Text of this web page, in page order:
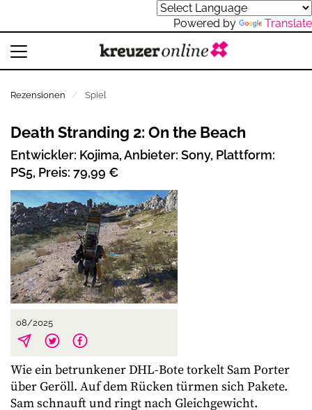
Powered by Translate
Rezensionen Spiel
08/2025
Death Stranding 2: On the Beach
Entwickler: Kojima, Anbieter: Sony, Plattform:
PS5, Preis: 79,99 €
Wie ein betrunkener DHL-Bote torkelt Sam Porter
über Geröll. Auf dem Rücken türmen sich Pakete.
Sam schnauft und ringt nach Gleichgewicht.